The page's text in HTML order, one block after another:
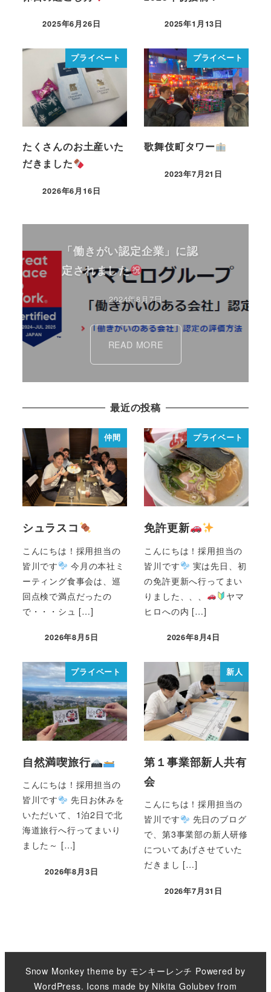
2025年6月26日 2025年1月13日
プライベート
たくさんのお土産いた
だきました
2026年6月16日
プライベート
歌舞伎町タワー
2023年7月21日
「働きがい認定企業」に認
定されました
2024年8月7日
READ MORE
最近の投稿
仲間
シュラスコ
こんにちは！採用担当の
皆川です
今月の本社ミ
ーティング食事会は、巡
回点検で満点だったの
で・・・シュ […]
2026年8月5日
プライベート
免許更新
こんにちは！採用担当の
皆川です
実は先日、初
の免許更新へ行ってまい
りました、、、
ヤマ
ヒロへの内 […]
2026年8月4日
プライベート
自然満喫旅行
こんにちは！採用担当の
皆川です
先日お休みを
いただいて、1泊2日で北
海道旅行へ行ってまいり
ました～ […]
2026年8月3日
新人
第１事業部新人共有
会
こんにちは！採用担当の
皆川です
先日のブログ
で、第3事業部の新人研修
についてあげさせていた
だきまし […]
2026年7月31日
Snow Monkey theme by モンキーレンチ Powered by
WordPress. Icons made by Nikita Golubev from